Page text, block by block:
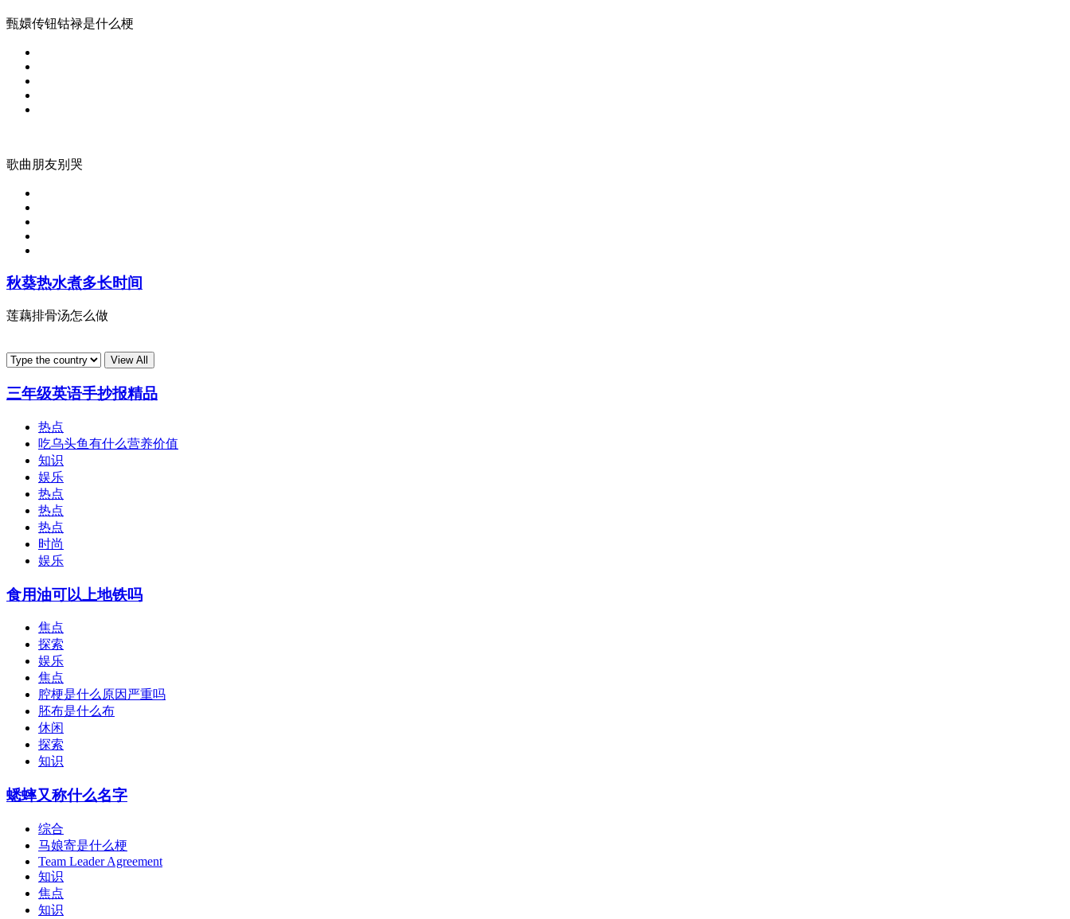
甄嬛传钮钴禄是什么梗
歌曲朋友别哭
秋葵热水煮多长时间
莲藕排骨汤怎么做
三年级英语手抄报精品
热点
吃乌头鱼有什么营养价值
知识
娱乐
热点
热点
热点
时尚
娱乐
食用油可以上地铁吗
焦点
探索
娱乐
焦点
腔梗是什么原因严重吗
胚布是什么布
休闲
探索
知识
蟋蟀又称什么名字
综合
马娘寄是什么梗
Team Leader Agreement
知识
焦点
知识